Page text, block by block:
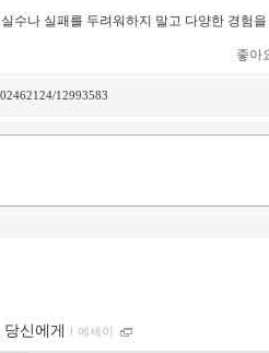
수나 실패를 두려워하지 말고 다양한 경험
좋아
12993583
신에게 ｌ 에세이